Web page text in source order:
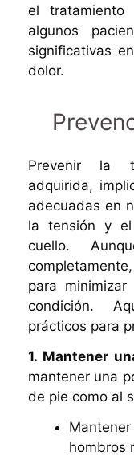
el
algunos
significativas
dolor.
Prevenir la
adquirida,
adecuadas en
la tensión y
cuello.
para
condición.
prácticos para
1. Mantener
mantener una
de pie como al
hombros